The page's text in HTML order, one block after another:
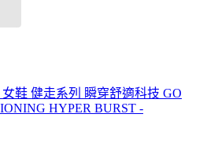
鞋 健走系列 瞬穿舒適科技 GO
HYPER BURST -